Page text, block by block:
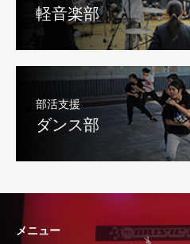
軽音楽部
部活支援
ダンス部
メニュー